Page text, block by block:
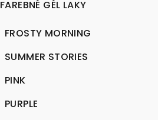
FAREBNÉ GÉL LAKY
FROSTY MORNING
SUMMER STORIES
PINK
PURPLE